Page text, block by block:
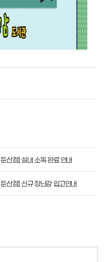
산점] 실내 소독 완료 안내
산점] 신규 장난감 입고안내